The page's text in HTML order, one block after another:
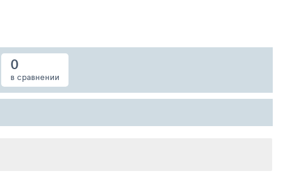
0
в сравнении